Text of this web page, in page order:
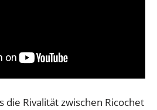
die Rivalität zwischen Ricochet